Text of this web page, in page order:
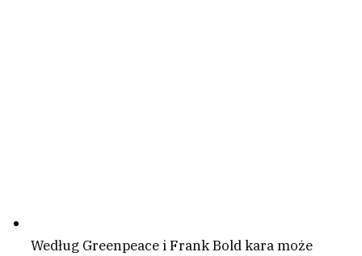
Według Greenpeace i Frank Bold kara może